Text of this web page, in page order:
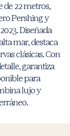
22 metros,
Pershing y
Diseñada
mar, destaca
clásicas. Con
garantiza
para
lujo y